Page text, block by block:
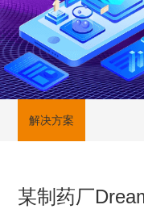
解决方案
某制药厂